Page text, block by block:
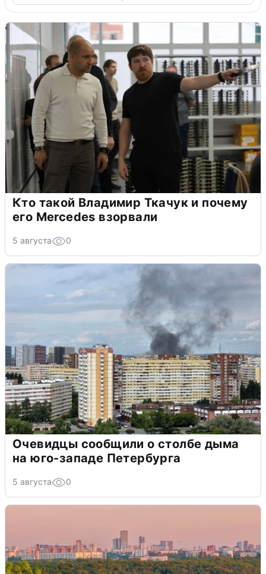
Кто такой Владимир Ткачук и почему
его Mercedes взорвали
5 августа 0
Очевидцы сообщили о столбе дыма
на юго-западе Петербурга
5 августа 0